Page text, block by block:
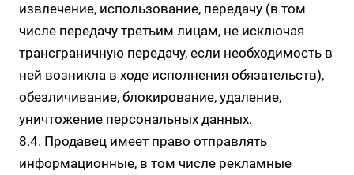
извлечение, использование, передачу (в том
числе передачу третьим лицам, не исключая
трансграничную передачу, если необходимость в
ней возникла в ходе исполнения обязательств),
обезличивание, блокирование, удаление,
уничтожение персональных данных.
8.4. Продавец имеет право отправлять
информационные, в том числе рекламные